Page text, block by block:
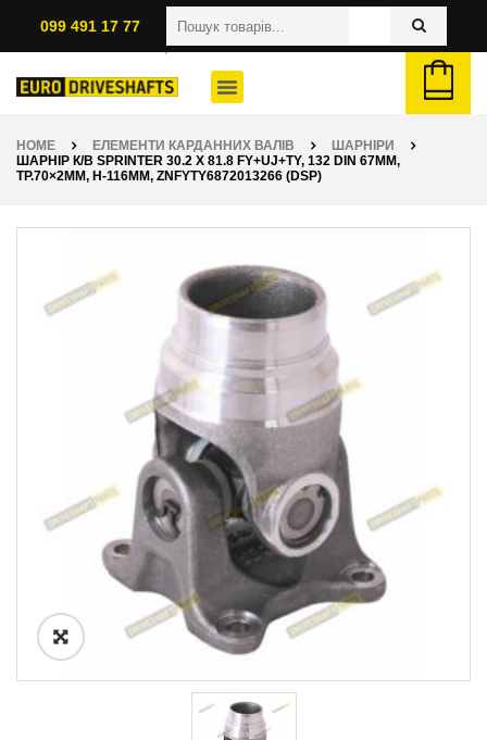
099 491 17 77
HOME ЕЛЕМЕНТИ КАРДАННИХ ВАЛІВ
ШАРНІРИ
ШАРНІР К/В SPRINTER 30.2 X 81.8 FY+UJ+TY, 132 DIN 67ММ,
ТР.70×2ММ, H-116ММ, ZNFYTY6872013266 (DSP)